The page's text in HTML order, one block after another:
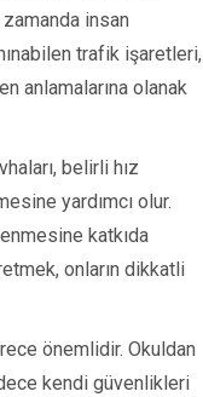
zamanda insan
trafik işaretleri,
anlamalarına olanak
belirli hız
yardımcı olur.
katkıda
onların dikkatli
önemlidir. Okuldan
kendi güvenlikleri